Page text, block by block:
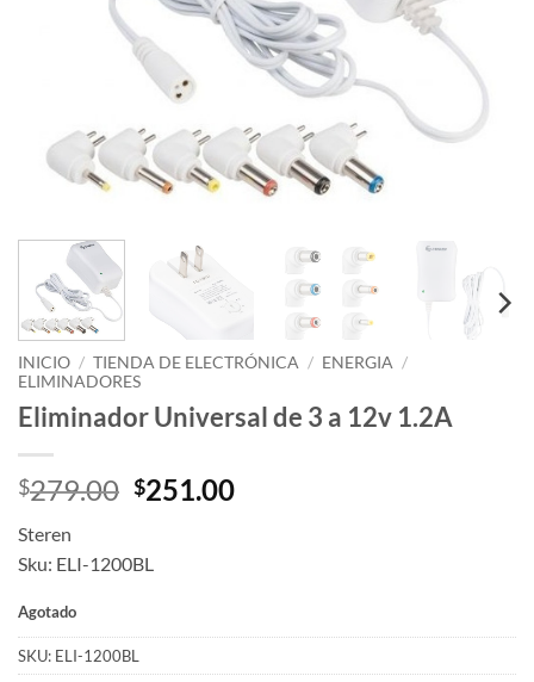
INICIO / TIENDA DE ELECTRÓNICA / ENERGIA /
ELIMINADORES
Eliminador Universal de 3 a 12v 1.2A
$279.00 Original
$279.00.
$251.00Current
Steren
Sku: ELI-1200BL
Agotado
SKU: ELI-1200BL